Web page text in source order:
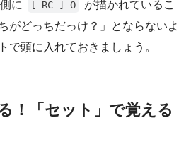
に [ RC ] O
が描かれているこ
がどっちだっけ？」とならないよ
で頭に入れておきましょう。
！「セット」で覚える